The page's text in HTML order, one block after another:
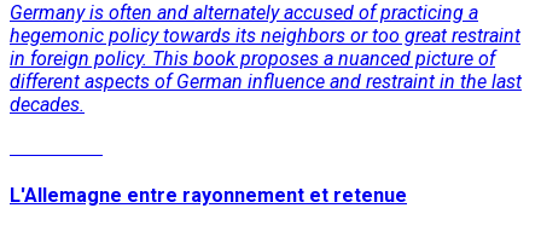
Germany is often and alternately accused of practicing a
hegemonic policy towards its neighbors or too great restraint
in foreign policy. This book proposes a nuanced picture of
different aspects of German influence and restraint in the last
decades.
L'Allemagne entre rayonnement et retenue